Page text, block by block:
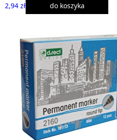
2,94 zł do koszyka